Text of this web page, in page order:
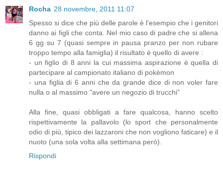
Rocha 28 novembre, 2011 11:07
Spesso si dice che più delle parole è l'esempio che i genitori
danno ai figli che conta. Nel mio caso di padre che si allena
6 gg su 7 (quasi sempre in pausa pranzo per non rubare
troppo tempo alla famiglia) il risultato è quello di avere :
- un figlio di 8 anni la cui massima aspirazione è quella di
partecipare al campionato italiano di pokèmon
- una figlia di 6 anni che da grande dice di non voler fare
nulla o al massimo "avere un negozio di trucchi"
Alla fine, quasi obbligati a fare qualcosa, hanno scelto
rispettivamente la pallavolo (lo sport che personalmente
odio di più, tipico dei lazzaroni che non vogliono faticare) e il
nuoto (una sola volta alla settimana però).
Rispondi